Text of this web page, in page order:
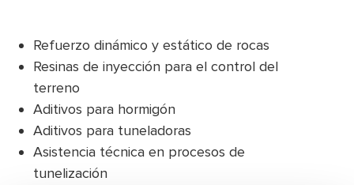
Refuerzo dinámico y estático de rocas
Resinas de inyección para el control del
terreno
Aditivos para hormigón
Aditivos para tuneladoras
Asistencia técnica en procesos de
tunelización